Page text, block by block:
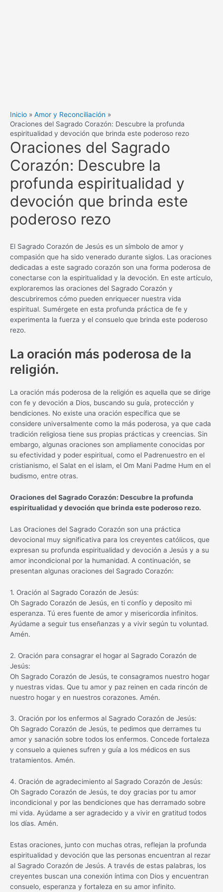
Inicio
Amor y Reconciliación
Oraciones del Sagrado Corazón: Descubre la profunda
espiritualidad y devoción que brinda este poderoso rezo
Oraciones del Sagrado
Corazón: Descubre la
profunda espiritualidad y
devoción que brinda este
poderoso rezo
El Sagrado Corazón de Jesús es un símbolo de amor y
compasión que ha sido venerado durante siglos. Las oraciones
dedicadas a este sagrado corazón son una forma poderosa de
conectarse con la espiritualidad y la devoción. En este artículo,
exploraremos las oraciones del Sagrado Corazón y
descubriremos cómo pueden enriquecer nuestra vida
espiritual. Sumérgete en esta profunda práctica de fe y
experimenta la fuerza y el consuelo que brinda este poderoso
rezo.
La oración más poderosa de la
religión.
La oración más poderosa de la religión es aquella que se dirige
con fe y devoción a Dios, buscando su guía, protección y
bendiciones. No existe una oración específica que se
considere universalmente como la más poderosa, ya que cada
tradición religiosa tiene sus propias prácticas y creencias. Sin
embargo, algunas oraciones son ampliamente conocidas por
su efectividad y poder espiritual, como el Padrenuestro en el
cristianismo, el Salat en el islam, el Om Mani Padme Hum en el
budismo, entre otras.
Oraciones del Sagrado Corazón: Descubre la profunda
espiritualidad y devoción que brinda este poderoso rezo.
Las Oraciones del Sagrado Corazón son una práctica
devocional muy significativa para los creyentes católicos, que
expresan su profunda espiritualidad y devoción a Jesús y a su
amor incondicional por la humanidad. A continuación, se
presentan algunas oraciones del Sagrado Corazón:
1. Oración al Sagrado Corazón de Jesús:
Oh Sagrado Corazón de Jesús, en ti confío y deposito mi
esperanza. Tú eres fuente de amor y misericordia infinitos.
Ayúdame a seguir tus enseñanzas y a vivir según tu voluntad.
Amén.
2. Oración para consagrar el hogar al Sagrado Corazón de
Jesús:
Oh Sagrado Corazón de Jesús, te consagramos nuestro hogar
y nuestras vidas. Que tu amor y paz reinen en cada rincón de
nuestro hogar y en nuestros corazones. Amén.
3. Oración por los enfermos al Sagrado Corazón de Jesús:
Oh Sagrado Corazón de Jesús, te pedimos que derrames tu
amor y sanación sobre todos los enfermos. Concede fortaleza
y consuelo a quienes sufren y guía a los médicos en sus
tratamientos. Amén.
4. Oración de agradecimiento al Sagrado Corazón de Jesús:
Oh Sagrado Corazón de Jesús, te doy gracias por tu amor
incondicional y por las bendiciones que has derramado sobre
mi vida. Ayúdame a ser agradecido y a vivir en gratitud todos
los días. Amén.
Estas oraciones, junto con muchas otras, reflejan la profunda
espiritualidad y devoción que las personas encuentran al rezar
al Sagrado Corazón de Jesús. A través de estas palabras, los
creyentes buscan una conexión íntima con Dios y encuentran
consuelo, esperanza y fortaleza en su amor infinito.